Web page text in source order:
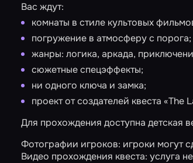
Вас ждут:
комнаты в стиле культовых
погружение в атмосферу с порога;
жанры: логика, аркада,
сюжетные спецэффекты;
ни одного ключа и замка;
проект от создателей квеста «The
Для прохождения доступна детская
Фотографии игроков: игроки могут
Видео прохождения квеста: услуга